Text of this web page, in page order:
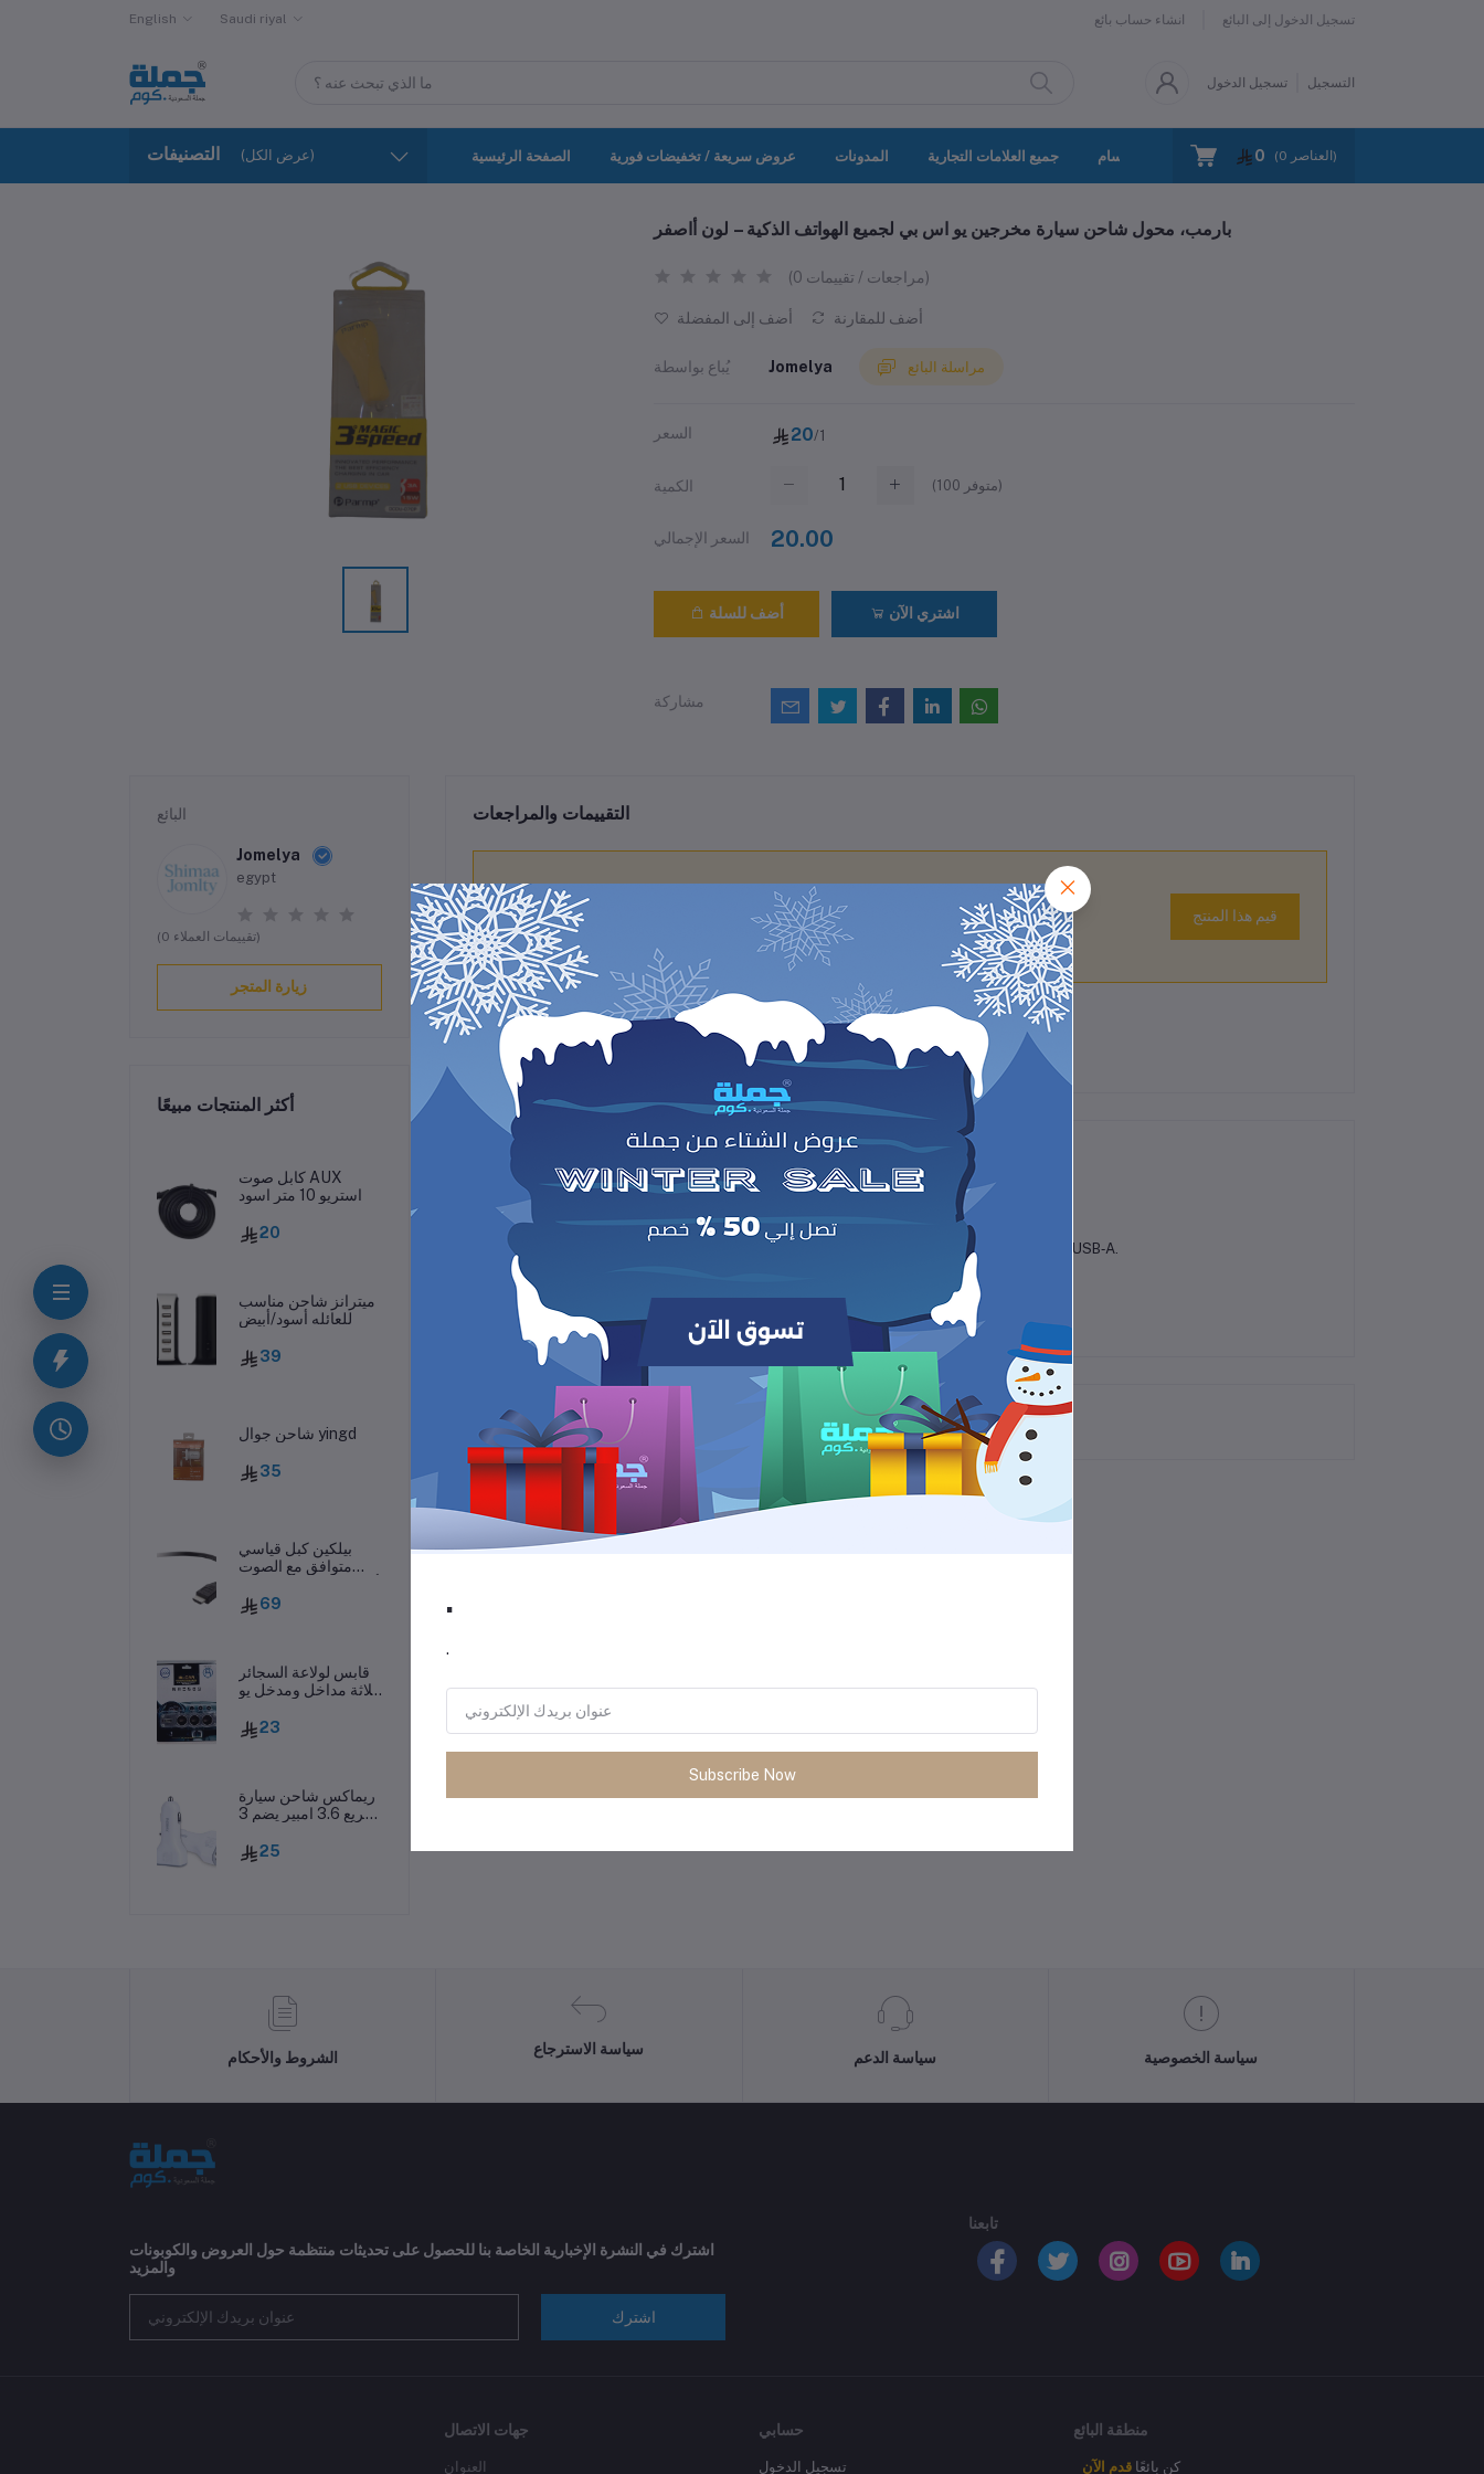
English Saudi riyal انشاء حساب بائع تسجيل الدخول إلى البائع
تسجيل الدخول التسجيل
التصنيفات (عرض الكل) الصفحة الرئيسية عروض سريعة / تخفيضات فورية المدونات جميع العلامات التجارية جميع الأقسام اتصل بنا سياسة الخصوصية 0 (0 العناصر)
بارمب، محول شاحن سيارة مخرجين يو اس بي لجميع الهواتف الذكية – لون أاصفر
(0 مراجعات / تقييمات)
أضف إلى المفضلة أضف للمقارنة
يُباع بواسطة Jomelya مراسلة البائع
السعر 20/1
الكمية (100 متوفر)
السعر الإجمالي 20.00
أضف للسلة اشتري الآن
مشاركة
البائع
Jomelya
egypt
(0 تقييمات العملاء)
زيارة المتجر
أكثر المنتجات مبيعًا
كابل صوت AUX
استريو 10 متر اسود
20
ميترانز شاحن مناسب
للعائله أسود/أبيض
39
شاحن جوال yingd
35
بيلكين كبل قياسي
متوافق مع الصوت
69
قابس لولاعة السجائر
بثلاثة مداخل ومدخل يو
WF-0120
23
ريماكس شاحن سيارة
سريع 3.6 امبير يضم 3
CC-301
25
التقييمات والمراجعات
0 من أصل 5.0 قيم هذا المنتج
وصف
Green Lion GCC‑06 نقطة متعددة المنافذ لون أصفر، يحتوي على منفذ USB‑C + منافذ USB‑A.
المنتجات التي يتم شراؤها بشكل متكرر
الشروط والأحكام
سياسة الاسترجاع
سياسة الدعم سياسة الخصوصية
اشترك في النشرة الإخبارية الخاصة بنا للحصول على تحديثات منتظمة حول العروض والكوبونات
والمزيد
اشترك
تابعنا
جهات الاتصال
العنوان
حسابي
تسجيل الدخول
منطقة البائع
كن بائعًا قدم الآن
.
.
Subscribe Now